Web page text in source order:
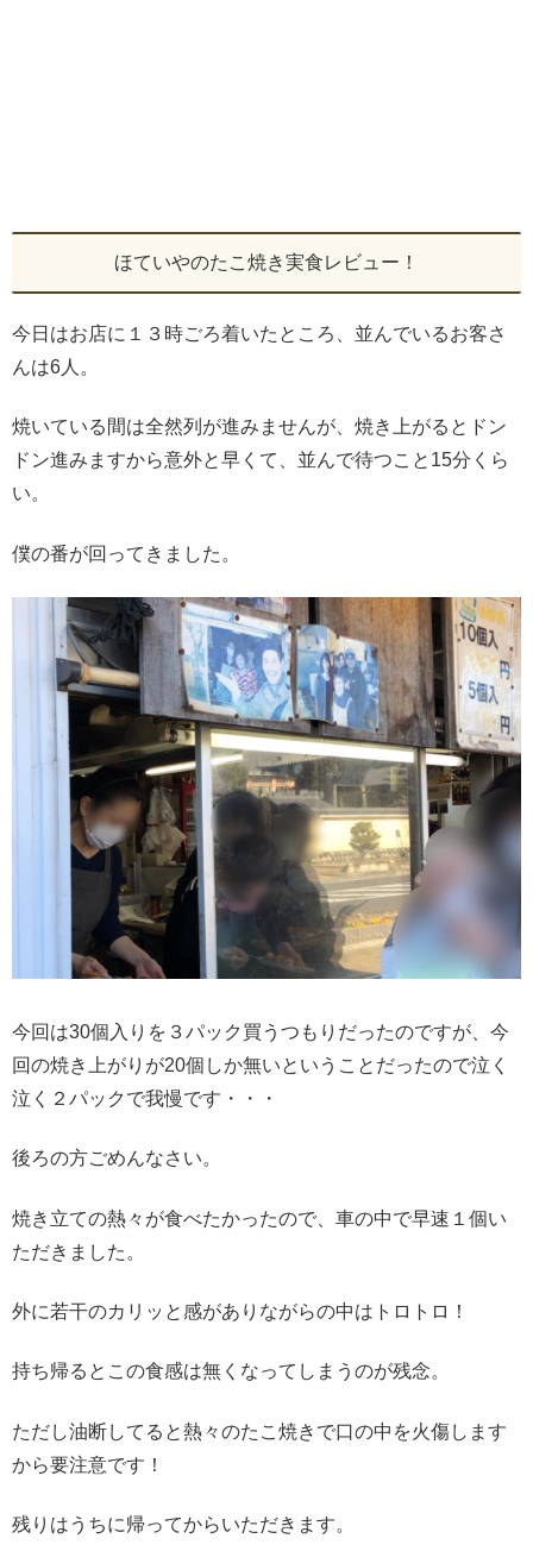
ほていやのたこ焼き実食レビュー！
今日はお店に１３時ごろ着いたところ、並んでいるお客さ
んは6人。
焼いている間は全然列が進みませんが、焼き上がるとドン
ドン進みますから意外と早くて、並んで待つこと15分くら
い。
僕の番が回ってきました。
今回は30個入りを３パック買うつもりだったのですが、今
回の焼き上がりが20個しか無いということだったので泣く
泣く２パックで我慢です・・・
後ろの方ごめんなさい。
焼き立ての熱々が食べたかったので、車の中で早速１個い
ただきました。
外に若干のカリッと感がありながらの中はトロトロ！
持ち帰るとこの食感は無くなってしまうのが残念。
ただし油断してると熱々のたこ焼きで口の中を火傷します
から要注意です！
残りはうちに帰ってからいただきます。